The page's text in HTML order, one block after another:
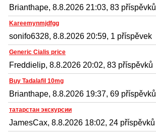
Brianthape, 8.8.2026 21:03, 83 příspěvků
Kareemynmjdfgg
sonifo6328, 8.8.2026 20:59, 1 příspěvek
Generic Cialis price
Freddielip, 8.8.2026 20:02, 83 příspěvků
Buy Tadalafil 10mg
Brianthape, 8.8.2026 19:37, 69 příspěvků
татарстан экскурсии
JamesCax, 8.8.2026 18:02, 24 příspěvků